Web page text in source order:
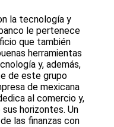
la tecnología y
le pertenece
que también
herramientas
y, además,
de este grupo
de mexicana
al comercio y,
horizontes. Un
las finanzas con